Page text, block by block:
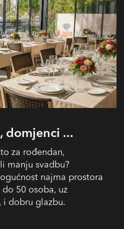
domjenci ...
za rođendan,
manju svadbu?
najma prostora
50 osoba, uz
i dobru glazbu.